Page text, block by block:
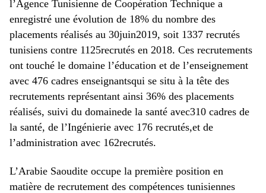
l’Agence Tunisienne de Coopération Technique a
enregistré une évolution de 18% du nombre des
placements réalisés au 30juin2019, soit 1337 recrutés
tunisiens contre 1125recrutés en 2018. Ces recrutements
ont touché le domaine l’éducation et de l’enseignement
avec 476 cadres enseignantsqui se situ à la tête des
recrutements représentant ainsi 36% des placements
réalisés, suivi du domainede la santé avec310 cadres de
la santé, de l’Ingénierie avec 176 recrutés,et de
l’administration avec 162recrutés.
L’Arabie Saoudite occupe la première position en
matière de recrutement des compétences tunisiennes